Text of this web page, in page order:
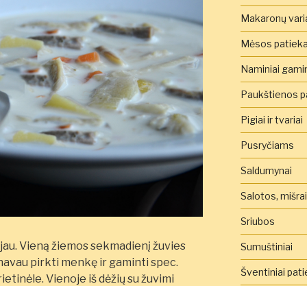
Vieną žiemos sekmadienį žuvies
pirkti menkę ir gaminti spec.
Vienoje iš dėžių su žuvimi
Makaronų
Mėsos
Naminiai
Paukštienos
Pigiai ir tvariai
Pusryčiams
Saldumynai
Salotos,
Sriubos
Sumuštiniai
Šventiniai